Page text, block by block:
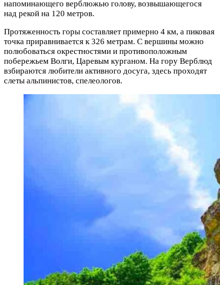
напоминающего верблюжью голову, возвышающегося
над рекой на 120 метров.
Протяженность горы составляет примерно 4 км, а пиковая
точка приравнивается к 326 метрам. С вершины можно
полюбоваться окрестностями и противоположным
побережьем Волги, Царевым курганом. На гору Верблюд
взбираются любители активного досуга, здесь проходят
слеты альпинистов, спелеологов.